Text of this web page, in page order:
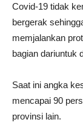
Covid-19 tidak
bergerak
memjalankan
bagian dariuntuk
Saat ini angka
mencapai 90
provinsi lain.